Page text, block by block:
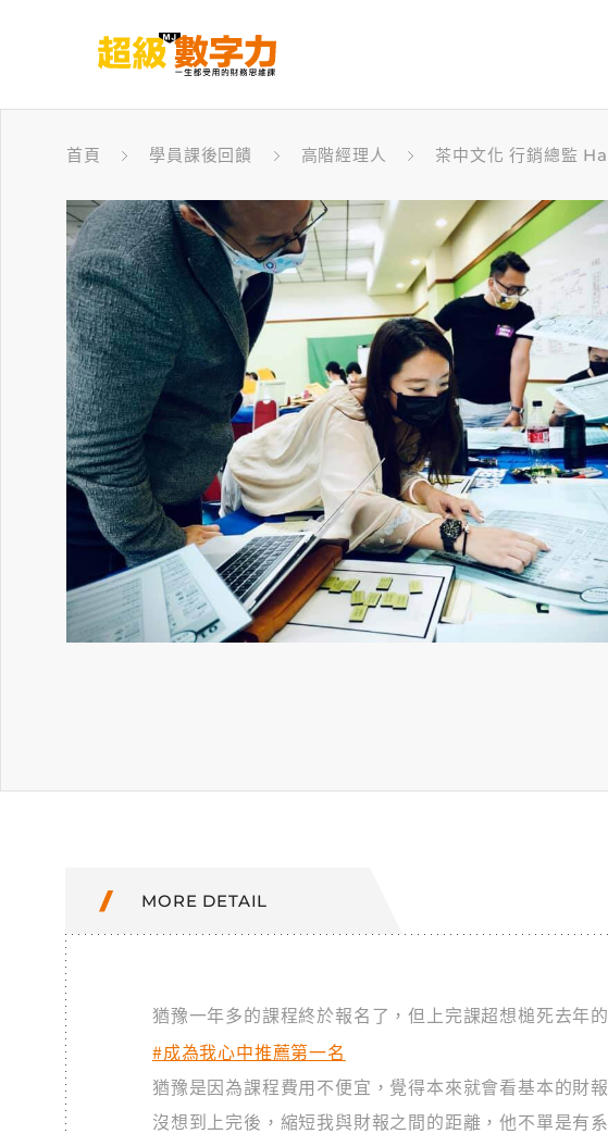
首頁 學員課後回饋 高階經理人 茶中文化 行銷總監
MORE DETAIL
猶豫一年多的課程終於報名了，但上完課超想槌死去年
#成為我心中推薦第一名
猶豫是因為課程費用不便宜，覺得本來就會看基本的財
沒想到上完後，縮短我與財報之間的距離，他不單是有